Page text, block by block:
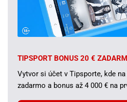
TIPSPORT BONUS 20 €
Vytvor si účet v Tipsporte, kde
zadarmo a bonus až 4 000 € na